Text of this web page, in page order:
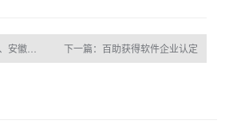
下一篇：百助获得软件企业认定